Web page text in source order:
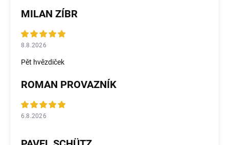
MILAN ZÍBR
8.8.2026
Pět hvězdiček
ROMAN PROVAZNÍK
6.8.2026